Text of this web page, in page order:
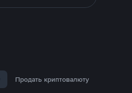
Продать криптовалюту